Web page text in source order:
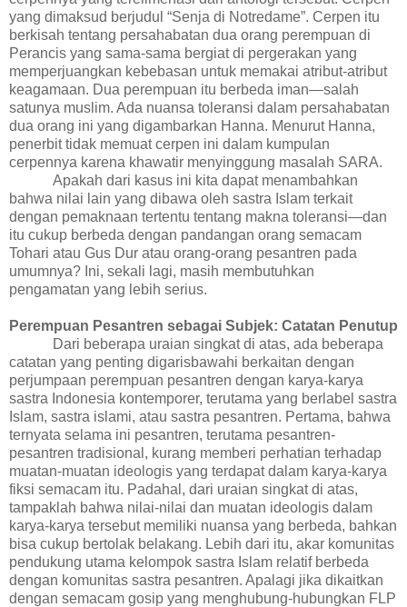
yang dimaksud berjudul “Senja di Notredame”. Cerpen itu
berkisah tentang persahabatan dua orang perempuan di
Perancis yang sama-sama bergiat di pergerakan yang
memperjuangkan kebebasan untuk memakai atribut-atribut
keagamaan. Dua perempuan itu berbeda iman—salah
satunya muslim. Ada nuansa toleransi dalam persahabatan
dua orang ini yang digambarkan Hanna. Menurut Hanna,
penerbit tidak memuat cerpen ini dalam kumpulan
cerpennya karena khawatir menyinggung masalah SARA.
Apakah dari kasus ini kita dapat menambahkan
bahwa nilai lain yang dibawa oleh sastra Islam terkait
dengan pemaknaan tertentu tentang makna toleransi—dan
itu cukup berbeda dengan pandangan orang semacam
Tohari atau Gus Dur atau orang-orang pesantren pada
umumnya? Ini, sekali lagi, masih membutuhkan
pengamatan yang lebih serius.
Perempuan Pesantren sebagai Subjek: Catatan Penutup
Dari beberapa uraian singkat di atas, ada beberapa
catatan yang penting digarisbawahi berkaitan dengan
perjumpaan perempuan pesantren dengan karya-karya
sastra Indonesia kontemporer, terutama yang ber label sastra
Islam, sastra islami, atau sastra pesantren. Pertama, bahwa
ternyata selama ini pesantren, terutama pesantren-
pesantren tradisional, kurang memberi perhatian terhadap
muatan-muatan ideologis yang terdapat dalam karya-karya
fiksi semacam itu. Padahal, dari uraian singkat di atas,
tampaklah bahwa nilai-nilai dan muatan ideologis dalam
karya-karya tersebut memiliki nuansa yang berbeda, bahkan
bisa cukup bertolak belakang. Lebih dari itu, akar komunitas
pendukung utama kelompok sastra Islam relatif berbeda
dengan komunitas sastra pesantren. Apalagi jika dikaitkan
dengan semacam gosip yang menghubung-hubungkan FLP